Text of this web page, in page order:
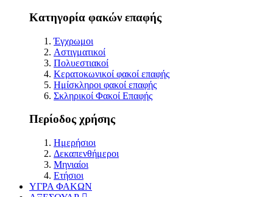
Κατηγορία φακών επαφής
Έγχρωμοι
Αστιγματικοί
Πολυεστιακοί
Κερατοκωνικοί φακοί επαφής
Ημίσκληροι φακοί επαφής
Σκληρικοί Φακοί Επαφής
Περίοδος χρήσης
Ημερήσιοι
Δεκαπενθήμεροι
Μηνιαίοι
Ετήσιοι
ΥΓΡΑ ΦΑΚΩΝ